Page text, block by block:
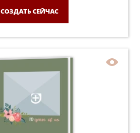
СОЗДАТЬ СЕЙЧАС